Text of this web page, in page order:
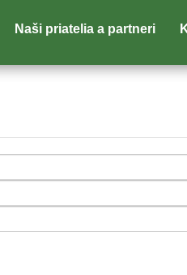
Naši priatelia a partneri